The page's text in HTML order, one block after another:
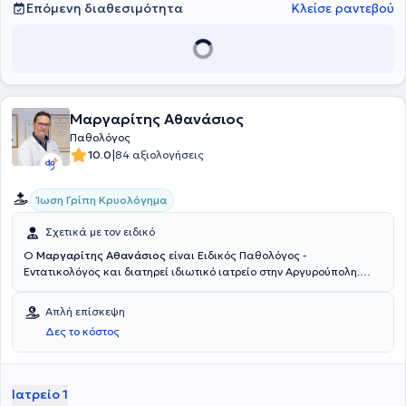
συμμετάσχει ως ομιλήτρια σε πολυάριθμα ιατρικά συνέδρια και
δημοσιεύσεις σε διεθνή και ελληνικά επιστημονικά περιοδικά.
Επόμενη διαθεσιμότητα Κλείσε ραντεβού
Μαργαρίτης Αθανάσιος
Παθολόγος
10.0|84 αξιολογήσεις
Ίωση Γρίπη Κρυολόγημα
Σχετικά με τον ειδικό
Ο Μαργαρίτης Αθανάσιος είναι Ειδικός Παθολόγος -
Εντατικολόγος και διατηρεί ιδιωτικό ιατρείο στην Αργυρούπολη.
Καποδιστριακού Πανεπιστημίου Αθηνών. Διαθέτει αξιόλογη κλινική
εμπειρία και διατελεί Επιμελητής της Α΄ Παθολογικής κλινικής του
νοσοκομείου Ερρίκος Ντυνάν Hospital Center.
Απλή επίσκεψη
Δες το κόστος
Ιατρείο 1